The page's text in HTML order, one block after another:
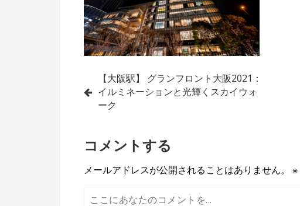
投
稿
ビ
ゲ
ー
【大阪駅】 グランフロント大阪2021：
イルミネーションと光輝くスカイウォ
ーク
コメントする
メールアドレスが公開されることはありません。 ※